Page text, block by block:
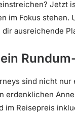
Jetzt
im Fokus
ausreichende
sind nicht nur
erdenklichen
im Reisepreis